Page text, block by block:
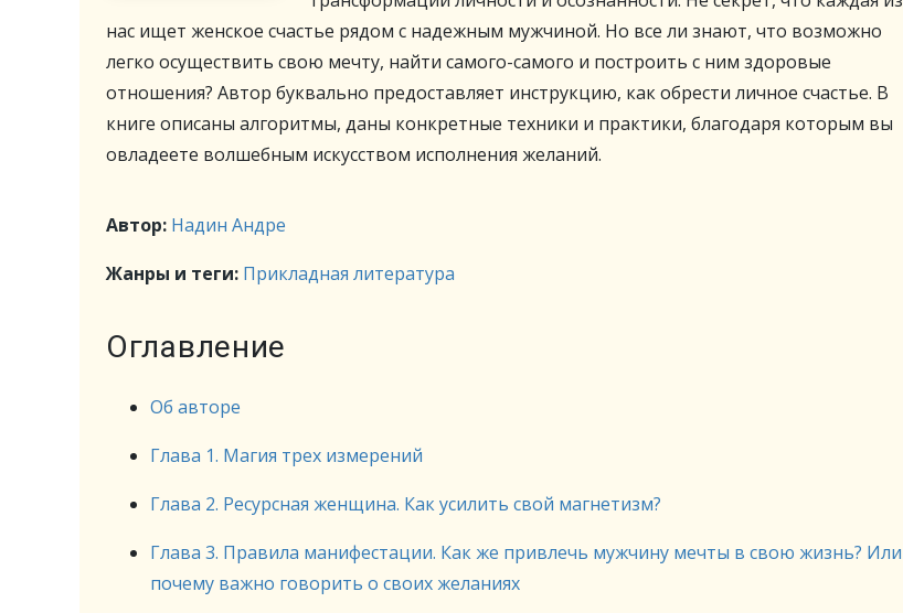
нас ищет женское счастье рядом с надежным мужчиной. Но все ли знают, что возможно
легко осуществить свою мечту, найти самого-самого и построить с ним здоровые
отношения? Автор буквально предоставляет инструкцию, как обрести личное счастье. В
книге описаны алгоритмы, даны конкретные техники и практики, благодаря которым вы
овладеете волшебным искусством исполнения желаний.
Автор: Надин Андре
Жанры и теги: Прикладная литература
Оглавление
Об авторе
Глава 1. Магия трех измерений
Глава 2. Ресурсная женщина. Как усилить свой магнетизм?
Глава 3. Правила манифестации. Как же привлечь мужчину мечты в свою жизнь? Или
почему важно говорить о своих желаниях